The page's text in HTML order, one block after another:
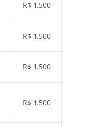
R$ 1.500
R$ 1.500
R$ 1.500
R$ 1.500